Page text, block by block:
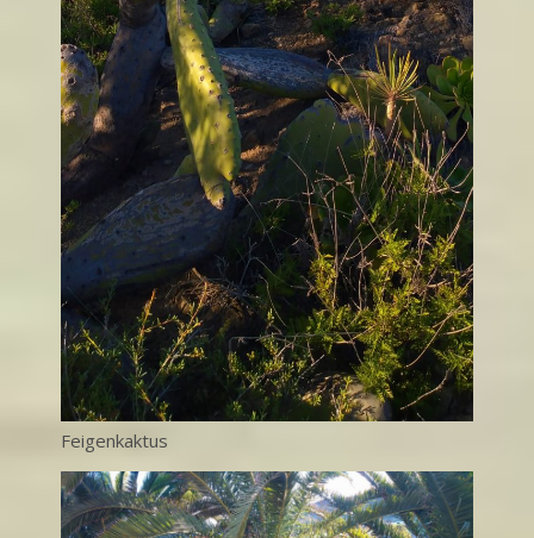
Feigenkaktus